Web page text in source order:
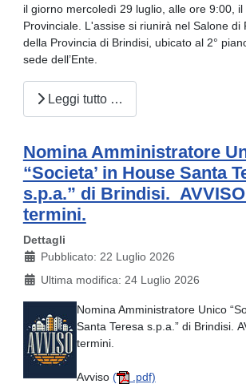
il giorno mercoledì 29 luglio, alle ore 9:00, il
Provinciale. L'assise si riunirà nel Salone di
della Provincia di Brindisi, ubicato al 2°
sede dell’Ente.
Leggi tutto …
Nomina Amministratore
“Societa’ in House Santa
s.p.a.” di Brindisi.
termini.
Dettagli
Pubblicato: 22 Luglio 2026
Ultima modifica: 24 Luglio 2026
Nomina Amministratore Unico
Santa Teresa s.p.a.” di Brindisi.
termini.
Avviso ( .pdf)